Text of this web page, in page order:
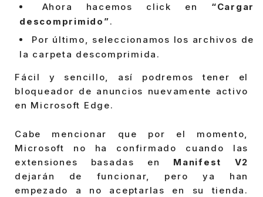
Ahora hacemos click en “Cargar
descomprimido”.
Por último, seleccionamos los archivos de
la carpeta descomprimida.
Fácil y sencillo, así podremos tener el
bloqueador de anuncios nuevamente activo
en Microsoft Edge.
Cabe mencionar que por el momento,
Microsoft no ha confirmado cuando las
extensiones basadas en Manifest V2
dejarán de funcionar, pero ya han
empezado a no aceptarlas en su tienda.